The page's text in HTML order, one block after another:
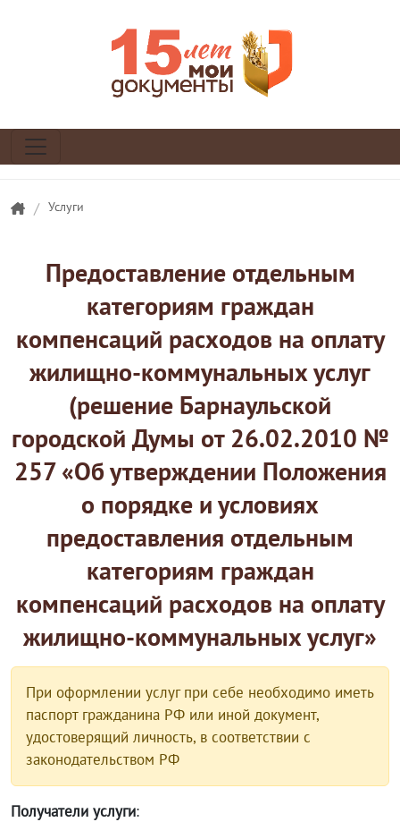
/ Услуги
Предоставление отдельным
категориям граждан
компенсаций расходов на оплату
жилищно-коммунальных услуг
(решение Барнаульской
городской Думы от 26.02.2010 №
257 «Об утверждении Положения
о порядке и условиях
предоставления отдельным
категориям граждан
компенсаций расходов на оплату
жилищно-коммунальных услуг»
При оформлении услуг при себе необходимо иметь
паспорт гражданина РФ или иной документ,
удостоверящий личность, в соответствии с
законодательством РФ
Получатели услуги: